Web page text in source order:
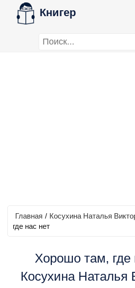
Книгер
Главная / Косухина Наталья
где нас нет
Хорошо там, где
Косухина Наталья